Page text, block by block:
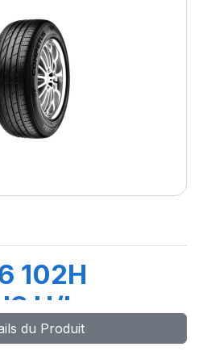
102H
H/L
du Produit